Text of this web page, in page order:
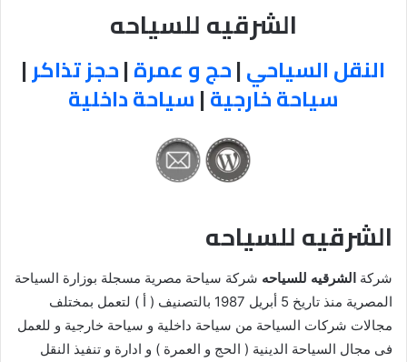
الشرقيه للسياحه
النقل السياحي|حج و عمرة|حجز تذاكر|
سياحة خارجية|سياحة داخلية
الشرقيه للسياحه
شركة الشرقيه للسياحه شركة سياحة مصرية مسجلة بوزارة السياحة
المصرية منذ تاريخ 5 أبريل 1987 بالتصنيف ( أ ) لتعمل بمختلف
مجالات شركات السياحة من سياحة داخلية و سياحة خارجية و للعمل
فى مجال السياحة الدينية ( الحج و العمرة ) و ادارة و تنفيذ النقل